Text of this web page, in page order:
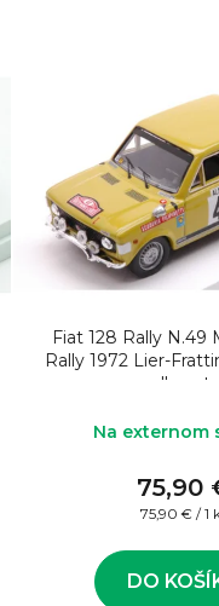
Fiat 128 Rally N.49
Rally 1972 Lier-
rally auta
Na externom
75,90
Jednotková
75,90 € / 1
DO